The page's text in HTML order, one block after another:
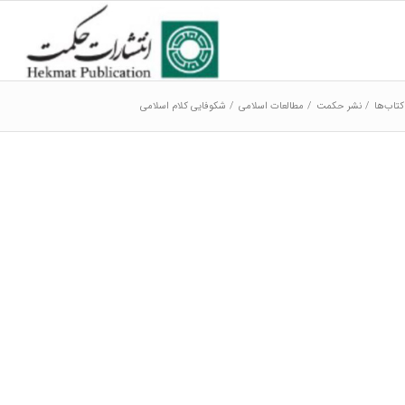
/ نشر حکمت / مطالعات اسلامی / شکوفایی کلام اسلامی